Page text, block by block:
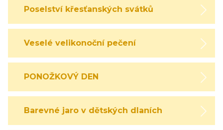
Poselství křesťanských svátků
Veselé velikonoční pečení
PONOŽKOVÝ DEN
Barevné jaro v dětských dlaních